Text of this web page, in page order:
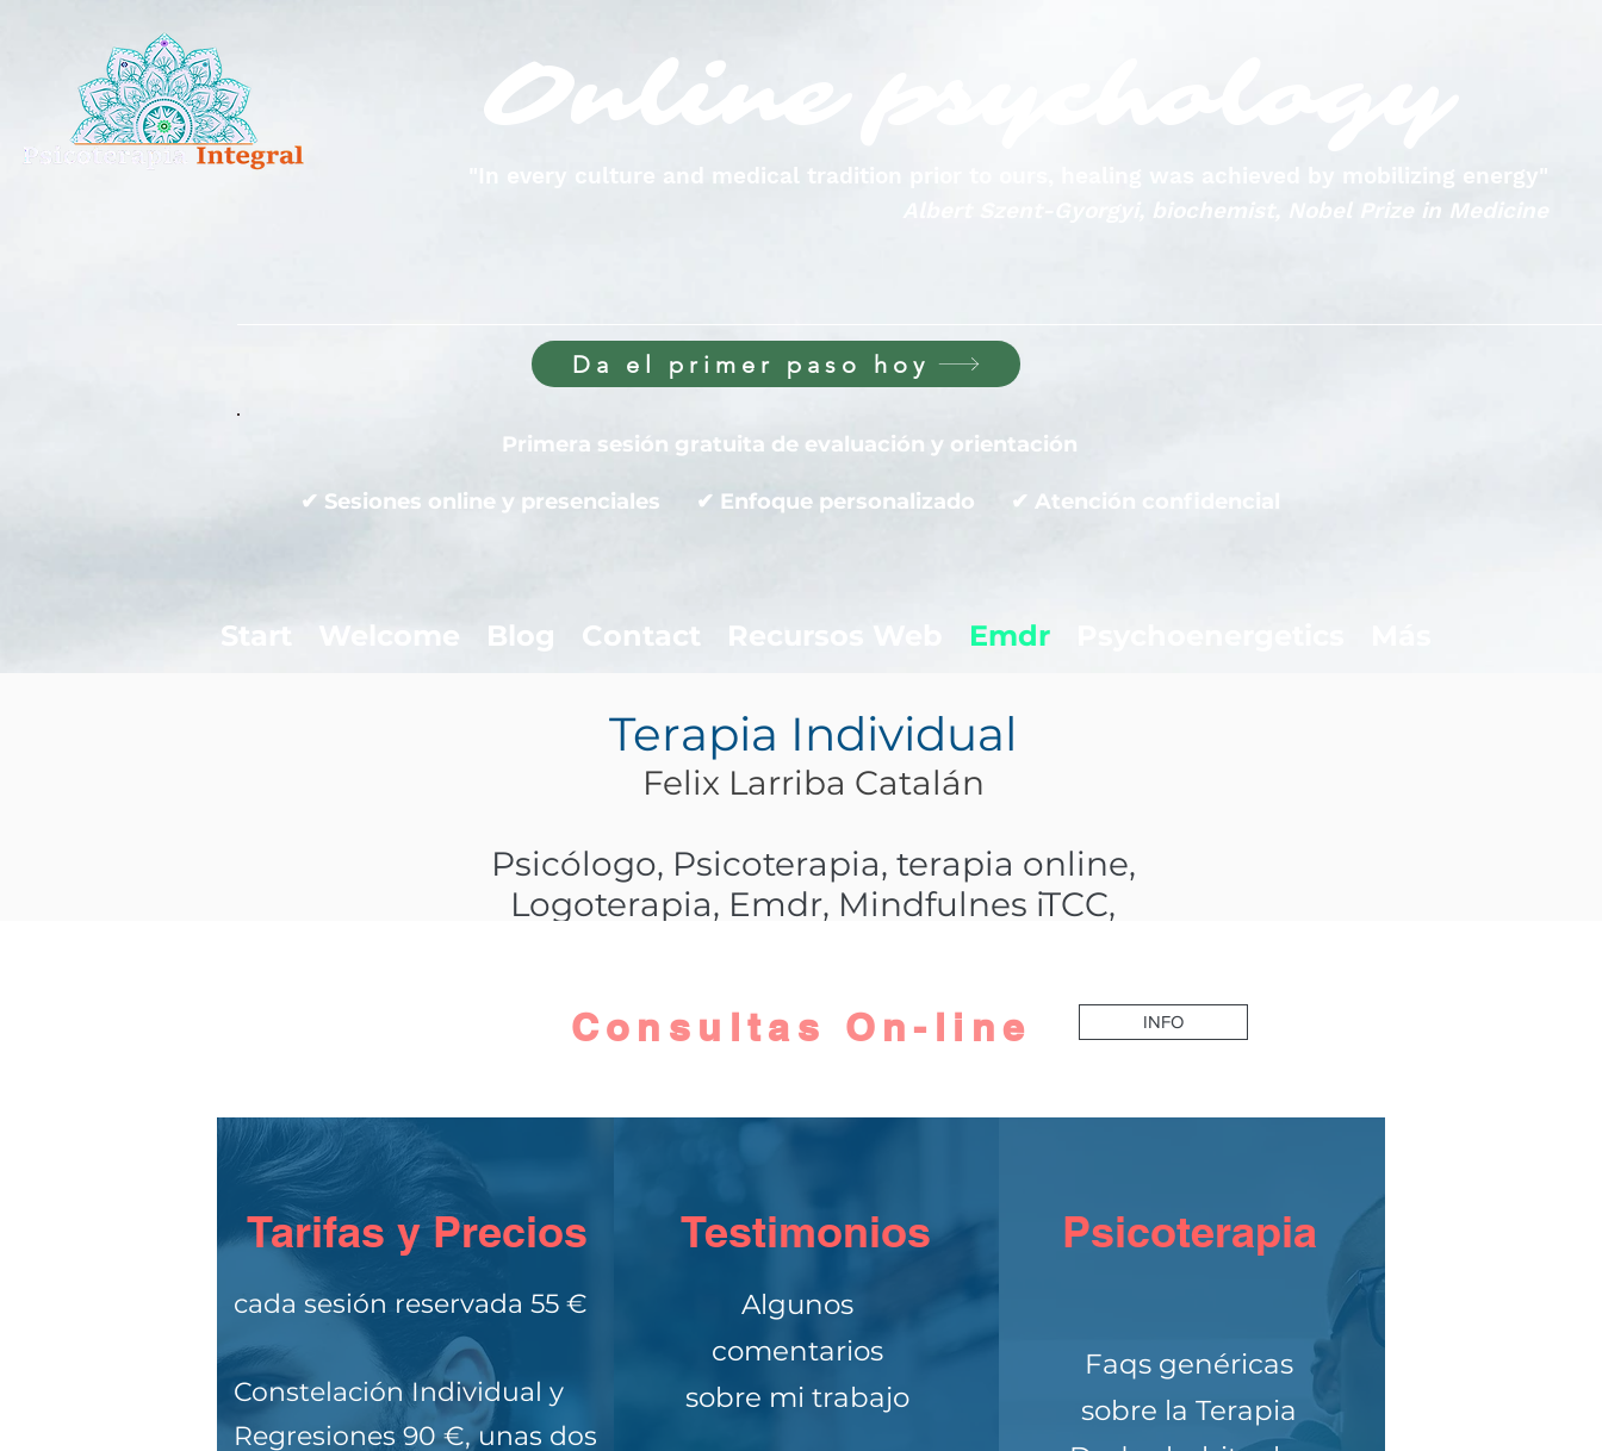
Online psychology
"In every culture and medical tradition prior to ours, healing was achieved by mobilizing energy"
Albert Szent-Gyorgyi, biochemist, Nobel Prize in Medicine
Da el primer paso hoy
Primera sesión gratuita de evaluación y orientación
✔ Sesiones online y presenciales ✔ Enfoque personalizado ✔ Atención confidencial
Start Welcome Blog Contact Recursos Web Emdr
Terapia Individual
Felix Larriba Catalán
Psicólogo, Psicoterapia, terapia online,
Logoterapia, Emdr, Mindfulnes iTCC,
Consultas On-line INFO
Tarifas y Precios
cada sesión reservada 55 €
Constelación Individual y
Regresiones 90 €, unas dos
Testimonios
Algunos
comentarios
sobre mi trabajo
Psicoterapia
Faqs genéricas
sobre la Terapia